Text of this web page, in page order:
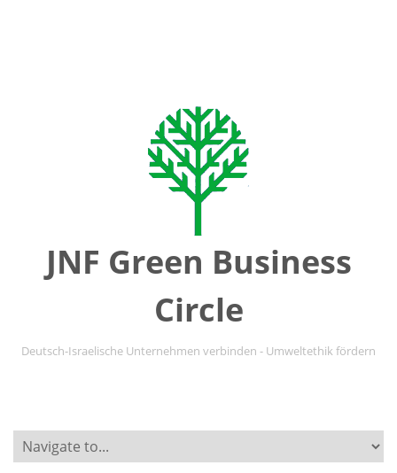
JNF Green Business
Circle
Deutsch-Israelische Unternehmen verbinden - Umweltethik fördern